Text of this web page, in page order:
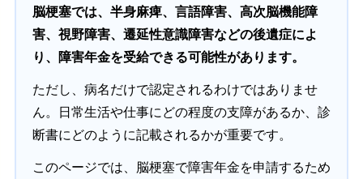
脳梗塞では、半身麻痺、言語障害、高次脳機能障
害、視野障害、遷延性意識障害などの後遺症によ
り、障害年金を受給できる可能性があります。
ただし、病名だけで認定されるわけではありませ
ん。日常生活や仕事にどの程度の支障があるか、診
断書にどのように記載されるかが重要です。
このページでは、脳梗塞で障害年金を申請するため